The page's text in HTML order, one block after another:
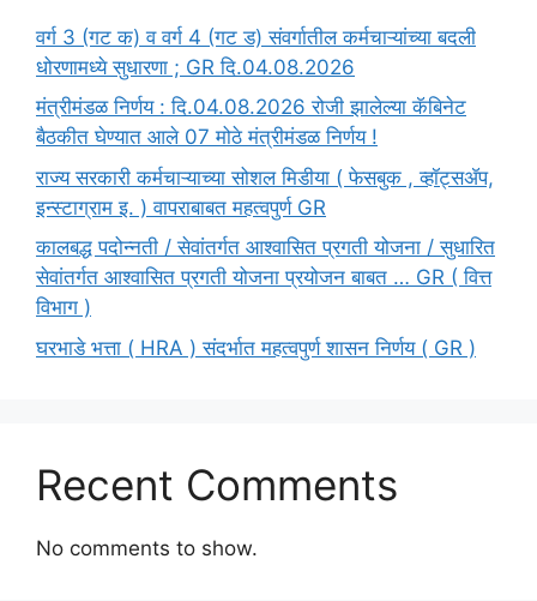
वर्ग 3 (गट क) व वर्ग 4 (गट ड) संवर्गातील कर्मचाऱ्यांच्या बदली
धोरणामध्ये सुधारणा ; GR दि.04.08.2026
मंत्रीमंडळ निर्णय : दि.04.08.2026 रोजी झालेल्या कॅबिनेट
बैठकीत घेण्यात आले 07 मोठे मंत्रीमंडळ निर्णय !
राज्य सरकारी कर्मचाऱ्याच्या सोशल मिडीया ( फेसबुक , व्हॉट्सॲप,
इन्स्टाग्राम इ. ) वापराबाबत महत्वपुर्ण GR
कालबद्ध पदोन्नती / सेवांतर्गत आश्वासित प्रगती योजना / सुधारित
सेवांतर्गत आश्वासित प्रगती योजना प्रयोजन बाबत … GR ( वित्त
विभाग )
घरभाडे भत्ता ( HRA ) संदर्भात महत्वपुर्ण शासन निर्णय ( GR )
Recent Comments
No comments to show.